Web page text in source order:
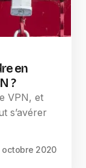
en
?
VPN, et
s’avérer
octobre 2020